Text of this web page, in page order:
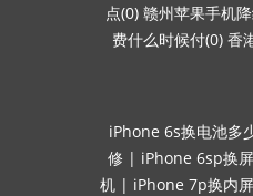
点(0) 赣州苹果手机
费什么时候付(0) 香
iPhone 6s换电池多
修 | iPhone 6sp换
机 | iPhone 7p换内